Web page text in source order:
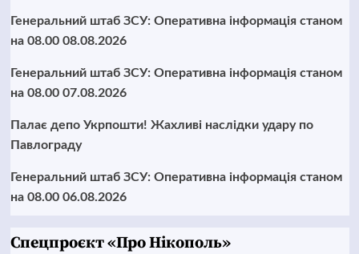
Генеральний штаб ЗСУ: Оперативна інформація станом
на 08.00 08.08.2026
Генеральний штаб ЗСУ: Оперативна інформація станом
на 08.00 07.08.2026
Палає депо Укрпошти! Жахливі наслідки удару по
Павлограду
Генеральний штаб ЗСУ: Оперативна інформація станом
на 08.00 06.08.2026
Cпецпроєкт «Про Нікополь»